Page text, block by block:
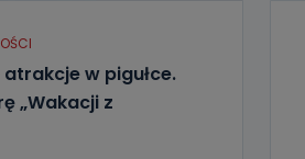
w pigułce.
„Wakacji z